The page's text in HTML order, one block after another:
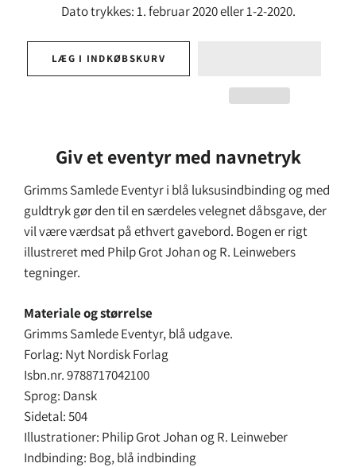
Dato trykkes: 1. februar 2020 eller 1-2-2020.
LÆG I INDKØBSKURV
Giv et eventyr med navnetryk
Grimms Samlede Eventyr i blå luksusindbinding og med
guldtryk gør den til en særdeles velegnet dåbsgave, der
vil være værdsat på ethvert gavebord. Bogen er rigt
illustreret med Philp Grot Johan og R. Leinwebers
tegninger.
Materiale og størrelse
Grimms Samlede Eventyr, blå udgave.
Forlag: Nyt Nordisk Forlag
Isbn.nr. 9788717042100
Sprog: Dansk
Sidetal: 504
Illustrationer: Philip Grot Johan og R. Leinweber
Indbinding: Bog, blå indbinding